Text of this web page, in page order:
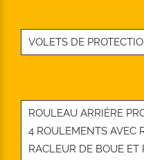
VOLETS DE
ROULEAU ARRIÈRE
4 ROULEMENTS AVEC
RACLEUR DE BOUE ET